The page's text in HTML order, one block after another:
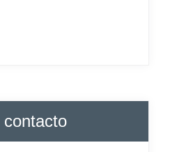
contacto